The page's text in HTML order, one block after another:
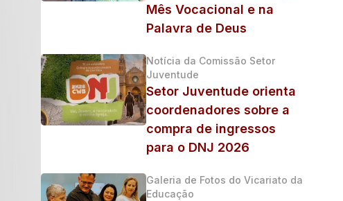
Mês Vocacional e na
Palavra de Deus
Notícia da Comissão Setor
Juventude
Setor Juventude orienta
coordenadores sobre a
compra de ingressos
para o DNJ 2026
Galeria de Fotos do Vicariato da
Educação